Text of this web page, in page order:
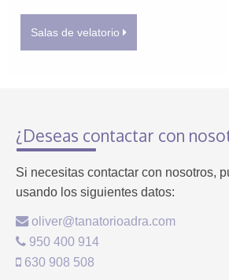
Salas de velatorio
¿Deseas contactar con
Si necesitas contactar con nosotros,
usando los siguientes datos:
oliver@tanatorioadra.com
950 400 914
630 908 508